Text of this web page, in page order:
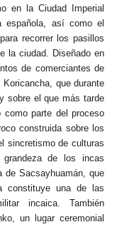
en la Ciudad Imperial
española, así como el
recorrer los pasillos
la ciudad. Diseñado en
de comerciantes de
que durante
sobre el que más tarde
parte del proceso
construida sobre los
sincretismo de culturas
de los incas
de Sacsayhuamán, que
constituye una de las
incaica. También
un lugar ceremonial